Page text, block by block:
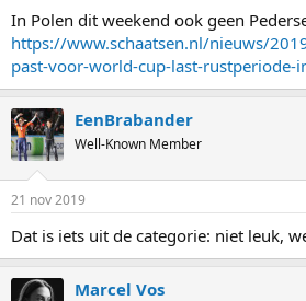
t
e
r
m
In Polen dit weekend ook geen
https://www.schaatsen.nl/nieuws/
past-voor-world-cup-last-rustperiode-
EenBrabander
Well-Known Member
21 nov 2019
Dat is iets uit de categorie: niet leuk,
Marcel Vos